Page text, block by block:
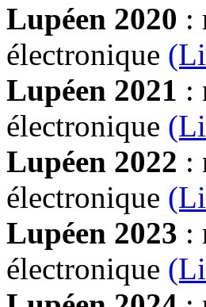
Lupéen 2020 :
électronique
Lupéen 2021 :
électronique
Lupéen 2022 :
électronique
Lupéen 2023 :
électronique